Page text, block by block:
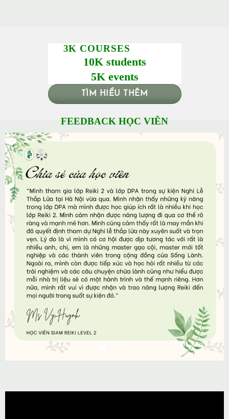
3K COURSES
10K students
5K events
TÌM HIỂU THÊM
FEEDBACK HỌC VIÊN